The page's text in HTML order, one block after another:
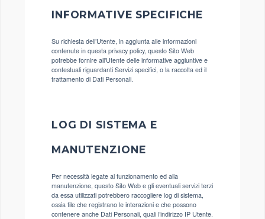
INFORMATIVE SPECIFICHE
Su richiesta dell’Utente, in aggiunta alle informazioni
contenute in questa privacy policy, questo Sito Web
potrebbe fornire all'Utente delle informative aggiuntive e
contestuali riguardanti Servizi specifici, o la raccolta ed il
trattamento di Dati Personali.
LOG DI SISTEMA E
MANUTENZIONE
Per necessità legate al funzionamento ed alla
manutenzione, questo Sito Web e gli eventuali servizi terzi
da essa utilizzati potrebbero raccogliere log di sistema,
ossia file che registrano le interazioni e che possono
contenere anche Dati Personali, quali l’indirizzo IP Utente.